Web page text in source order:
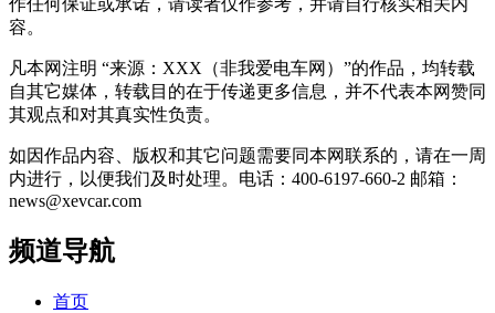
容。
凡本网注明 “来源：XXX（非我爱电车网）”的作品，均转载
自其它媒体，转载目的在于传递更多信息，并不代表本网赞同
其观点和对其真实性负责。
如因作品内容、版权和其它问题需要同本网联系的，请在一周
内进行，以便我们及时处理。电话：400-6197-660-2 邮箱：
news@xevcar.com
频道导航
首页